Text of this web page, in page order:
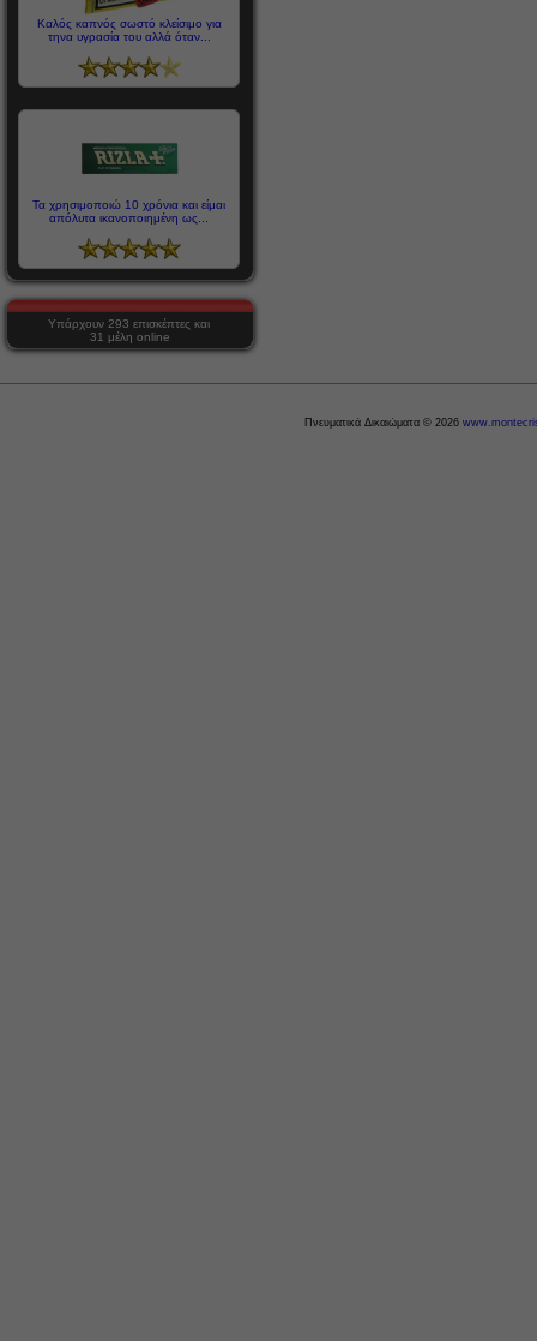
Καλός καπνός σωστό κλείσιμο για
τηνα υγρασία του αλλά όταν...
Τα χρησιμοποιώ 10 χρόνια και είμαι
απόλυτα ικανοποιημένη ως...
Υπάρχουν 293 επισκέπτες και
31 μέλη online
Πνευματικά Δικαιώματα © 2026